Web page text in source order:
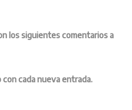
los siguientes comentarios a
cada nueva entrada.